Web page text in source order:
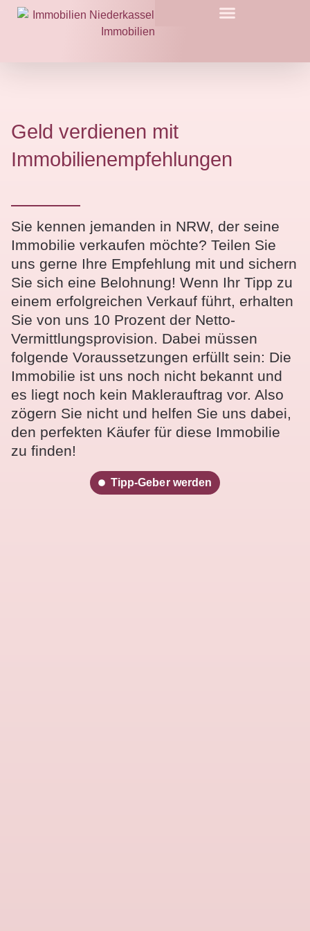
Geld verdienen mit
Immobilienempfehlungen
Sie kennen jemanden in NRW, der seine
Immobilie verkaufen möchte? Teilen Sie
uns gerne Ihre Empfehlung mit und sichern
Sie sich eine Belohnung! Wenn Ihr Tipp zu
einem erfolgreichen Verkauf führt, erhalten
Sie von uns 10 Prozent der Netto-
Vermittlungsprovision. Dabei müssen
folgende Voraussetzungen erfüllt sein: Die
Immobilie ist uns noch nicht bekannt und
es liegt noch kein Maklerauftrag vor. Also
zögern Sie nicht und helfen Sie uns dabei,
den perfekten Käufer für diese Immobilie
zu finden!
Tipp-Geber werden